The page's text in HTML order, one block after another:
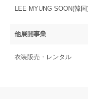
LEE MYUNG SOON(韓国
他展開事業
衣装販売・レンタル